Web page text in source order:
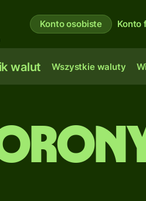
Konto osobiste Konto
walut Wszystkie waluty